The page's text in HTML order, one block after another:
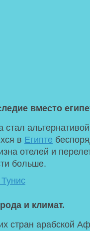
вместо
в Египте
отелей и
больше.
и климат.
стран арабской